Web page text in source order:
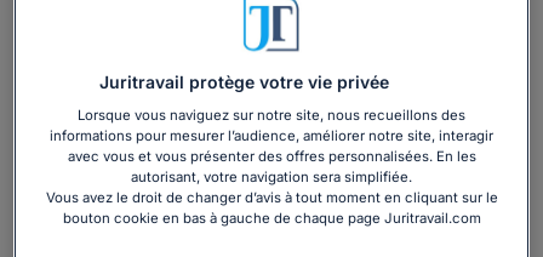
Bailleur, vous avez une question sur le
préavis en bail d'habitation ?
Posez gratuitement votre question à l’un de
nos juristes ! Il vous fournira une réponse
écrite et sourcée sous 48h.
Juritravail protège votre vie privée
Lorsque vous naviguez sur notre site, nous recueillons des
informations pour mesurer l’audience, améliorer notre site, interagir
avec vous et vous présenter des offres personnalisées. En les
autorisant, votre navigation sera simplifiée.
Vous avez le droit de changer d’avis à tout moment en cliquant sur le
bouton cookie en bas à gauche de chaque page Juritravail.com